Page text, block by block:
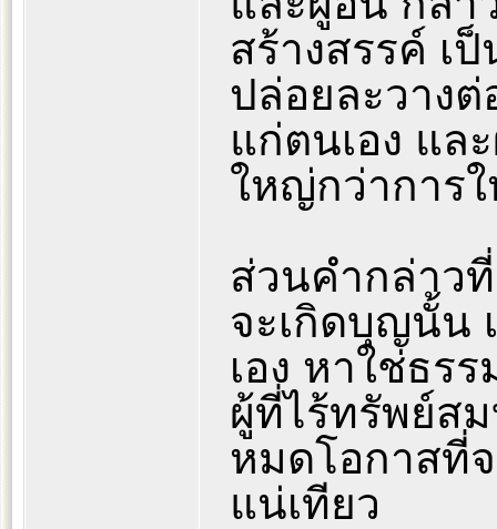
สร้างสรรค์ เ
ปล่อยละวาง
แก่ตนเอง แล
ใหญ่กว่าการ
ส่วนคำกล่าว
จะเกิดบุญนั้น
เอง หาใช่ธร
ผู้ที่ไร้ทรัพย์ส
หมดโอกาสที่
แน่เทียว